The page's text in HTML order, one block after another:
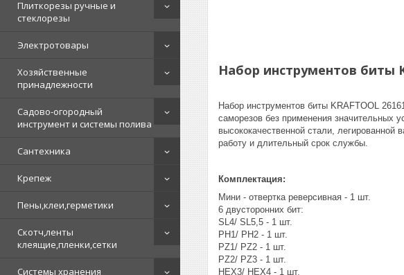
Плиткорезы ручные и
стеклорезы
Электротовары
Хозяйственные
принадлежности
Садово-огородный
инструмент и системы полива
Сантехника
Крепеж
Пены,клеи,герметики
Скотч,ленты
клеящие,пленки,сетки
Системы хранения
Набор инструментов биты
Набор инструментов биты KRAFTOOL
саморезов без применения значительных
высококачественной стали,
работу и длительный срок службы.
Комплектация:
Мини - отвертка реверсивная - 1 шт.
6 двусторонних бит:
SL4/ SL5,5 - 1 шт.
PH1/ PH2 - 1 шт.
PZ1/ PZ2 - 1 шт.
PZ2/ PZ3 - 1 шт.
HEX3/ HEX4 - 1 шт.